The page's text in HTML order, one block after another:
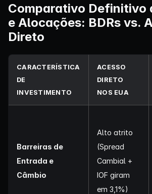
Comparativo Definitivo
e Alocações: BDRs vs.
Direto
CARACTERÍSTICA
DE
INVESTIMENTO
ACESSO
DIRETO
NOS EUA
Barreiras de
Entrada e
Câmbio
Alto atrito
(Spread
Cambial +
IOF giram
em 3,1%)